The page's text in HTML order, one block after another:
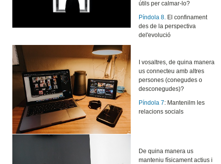
útils per calmar-lo?
Píndola 8. El confinament
des de la perspectiva
del'evolució
I vosaltres, de quina manera
us connecteu amb altres
persones (conegudes o
desconegudes)?
Píndola 7: Mantenilm les
relacions socials
De quina manera us
manteniu físicament actius i